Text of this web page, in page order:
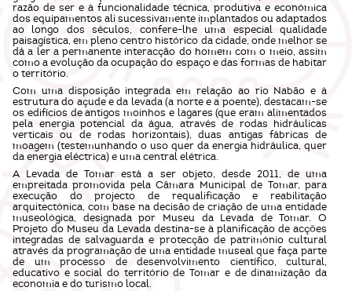
razão de ser e à funcionalidade técnica, produtiva e económica
dos equipamentos ali sucessivamente implantados ou adaptados
ao longo dos séculos, confere-lhe uma especial qualidade
paisagística, em pleno centro histórico da cidade, onde melhor se
dá a ler a permanente interacção do homem com o meio, assim
como a evolução da ocupação do espaço e das formas de habitar
o território.
Com uma disposição integrada em relação ao rio Nabão e à
estrutura do açude e da levada (a norte e a poente), destacam-se
os edifícios de antigos moinhos e lagares (que eram alimentados
pela energia potencial da água, através de rodas hidráulicas
verticais ou de rodas horizontais), duas antigas fábricas de
moagem (testemunhando o uso quer da energia hidráulica, quer
da energia eléctrica) e uma central elétrica.
A Levada de Tomar está a ser objeto, desde 2011, de uma
empreitada promovida pela Câmara Municipal de Tomar, para
execução do projecto de requalificação e reabilitação
arquitectónica, com base na decisão de criação de uma entidade
museológica, designada por Museu da Levada de Tomar. O
Projeto do Museu da Levada destina-se à planificação de acções
integradas de salvaguarda e protecção de património cultural
através da programação de uma entidade museal que faça parte
de um processo de desenvolvimento científico, cultural,
educativo e social do território de Tomar e de dinamização da
economia e do turismo local.